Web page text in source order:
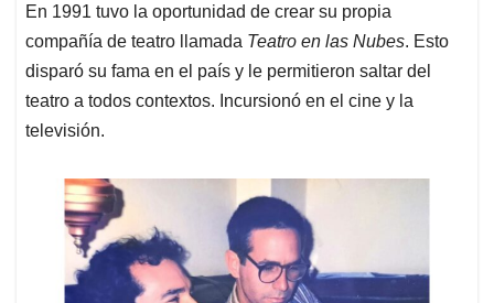
En 1991 tuvo la oportunidad de crear su propia
compañía de teatro llamada Teatro en las Nubes. Esto
disparó su fama en el país y le permitieron saltar del
teatro a todos contextos. Incursionó en el cine y la
televisión.